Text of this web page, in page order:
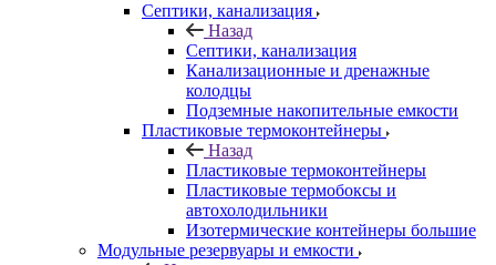
Септики, канализация
Назад
Септики, канализация
Канализационные и дренажные
колодцы
Подземные накопительные емкости
Пластиковые термоконтейнеры
Назад
Пластиковые термоконтейнеры
Пластиковые термобоксы и
автохолодильники
Изотермические контейнеры большие
Модульные резервуары и емкости